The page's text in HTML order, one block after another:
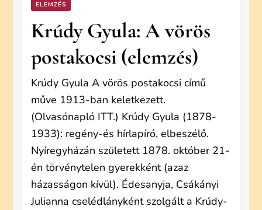
ELEMZÉS
Krúdy Gyula: A vörös
postakocsi (elemzés)
Krúdy Gyula A vörös postakocsi című
műve 1913-ban keletkezett.
(Olvasónapló ITT.) Krúdy Gyula (1878-
1933): regény-és hírlapíró, elbeszélő.
Nyíregyházán született 1878. október 21-
én törvénytelen gyerekként (azaz
házasságon kívül). Édesanyja, Csákányi
Julianna cselédlányként szolgált a Krúdy-